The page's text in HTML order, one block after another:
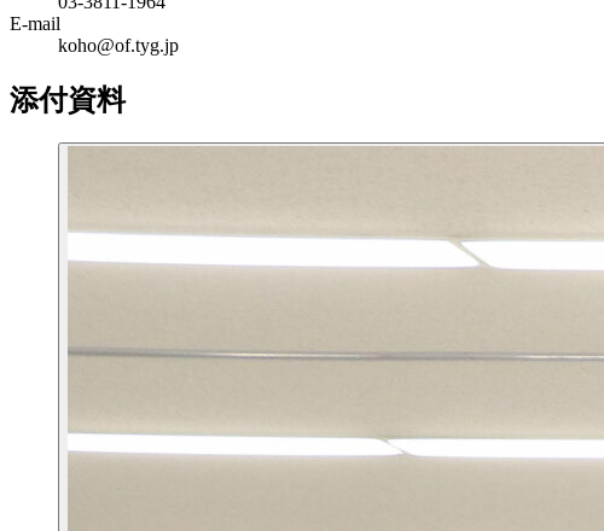
E-mail
koho@of.tyg.jp
添付資料